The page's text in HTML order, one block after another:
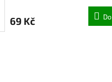
69 Kč